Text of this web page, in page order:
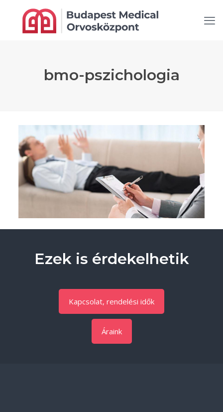
bmo-pszichologia
Ezek is érdekelhetik
Kapcsolat, rendelési idők
Áraink